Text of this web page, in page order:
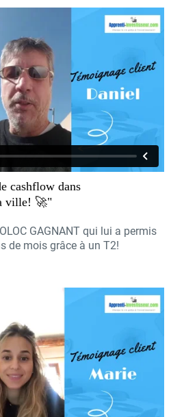
cashflow dans
ville! 🚀"
GAGNANT qui lui a permis
de mois grâce à un T2!